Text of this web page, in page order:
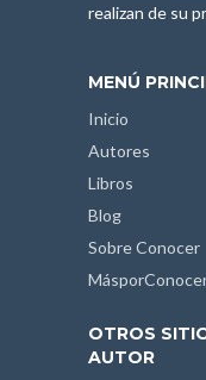
realizan de su
MENÚ
Inicio
Autores
Libros
Blog
Sobre Conocer
OTROS
AUTOR